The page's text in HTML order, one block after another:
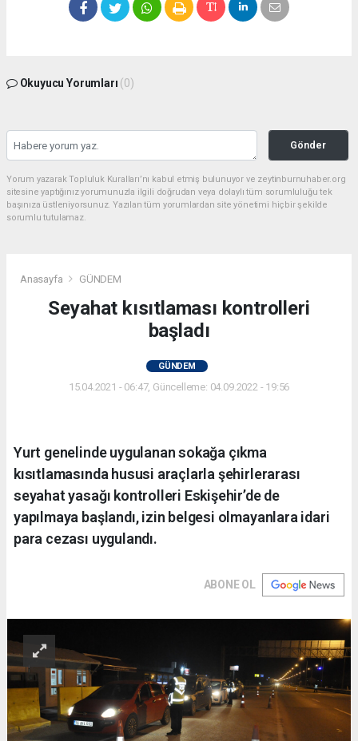
Okuyucu Yorumları (0)
Gönder
Yorum yazarak Topluluk Kuralları’nı kabul etmiş bulunuyor ve zeytinburnuhaber.org
sitesine yaptığınız yorumunuzla ilgili doğrudan veya dolaylı tüm sorumluluğu tek
başınıza üstleniyorsunuz. Yazılan tüm yorumlardan site yönetimi hiçbir şekilde
sorumlu tutulamaz.
Anasayfa GÜNDEM
Seyahat kısıtlaması kontrolleri
başladı
GÜNDEM
15.04.2021 - 06:47, Güncelleme: 04.09.2022 - 19:56
Yurt genelinde uygulanan sokağa çıkma
kısıtlamasında hususi araçlarla şehirlerarası
seyahat yasağı kontrolleri Eskişehir’de de
yapılmaya başlandı, izin belgesi olmayanlara idari
para cezası uygulandı.
ABONE OL